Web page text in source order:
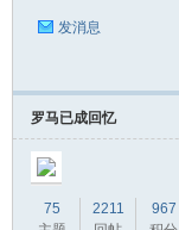
发消息
罗马已成回忆
75
2211
967